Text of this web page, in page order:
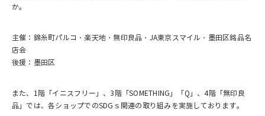
か。
主催：錦糸町パルコ・楽天地・無印良品・JA東京スマイル・墨田区銘品名
店会
後援：墨田区
また、1階「イニスフリー」、3階「SOMETHING」「Q」、4階「無印良
品」では、各ショップでのSDGｓ関連の取り組みを実施しております。